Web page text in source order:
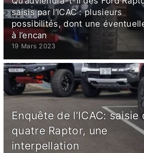
saisis par l’ICAC : plusieurs
possibilités, dont une
à l’encan
19 Mars 2023
Enquête de l’ICAC: saisie
quatre Raptor, une
interpellation